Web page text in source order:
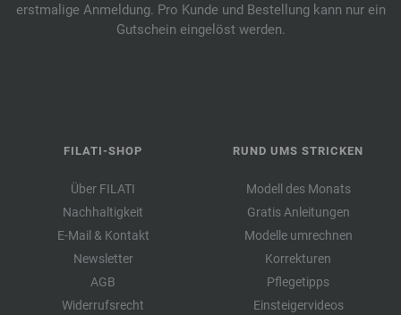
erstmalige Anmeldung. Pro Kunde und Bestellung kann nur ein
Gutschein eingelöst werden.
FILATI-SHOP
Über FILATI
Nachhaltigkeit
E-Mail & Kontakt
Newsletter
AGB
Widerrufsrecht
RUND UMS STRICKEN
Modell des Monats
Gratis Anleitungen
Modelle umrechnen
Korrekturen
Pflegetipps
Einsteigervideos